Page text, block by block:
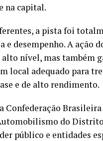
na capital.
a pista foi
desempenho. A ação
nível, mas também
local adequado para
e de alto rendimento.
Confederação Brasileira
do
público e entidades